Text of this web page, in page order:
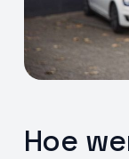
Hoe